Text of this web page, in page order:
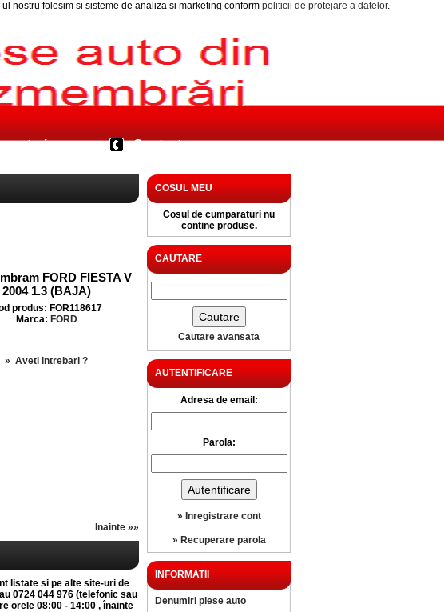
nostru folosim si sisteme de analiza si marketing conform politicii de protejare a datelor.
Contact
FORD FIESTA V
2004 1.3 (BAJA)
produs: FOR118617
Marca: FORD
» Aveti intrebari ?
Inainte »»
listate si pe alte site-uri de
0724 044 976 (telefonic sau
orele 08:00 - 14:00 , înainte
COSUL MEU
Cosul de cumparaturi nu
contine produse.
CAUTARE
Cautare avansata
AUTENTIFICARE
Adresa de email:
Parola:
» Inregistrare cont
» Recuperare parola
INFORMATII
Denumiri piese auto